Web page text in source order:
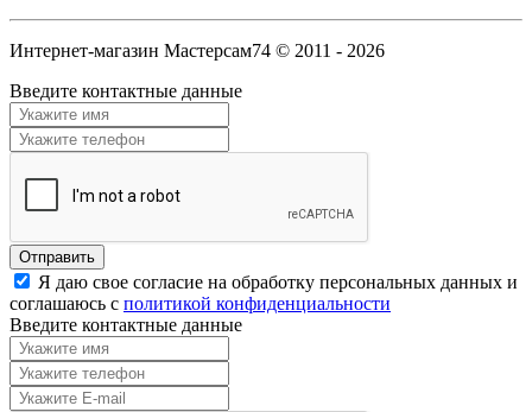
Интернет-магазин Мастерсам74 © 2011 - 2026
Введите контактные данные
Я даю свое согласие на обработку персональных данных и
соглашаюсь с политикой конфиденциальности
Введите контактные данные